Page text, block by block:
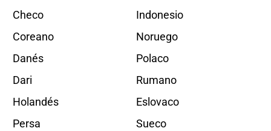
Checo
Coreano
Danés
Dari
Holandés
Persa
Indonesio
Noruego
Polaco
Rumano
Eslovaco
Sueco